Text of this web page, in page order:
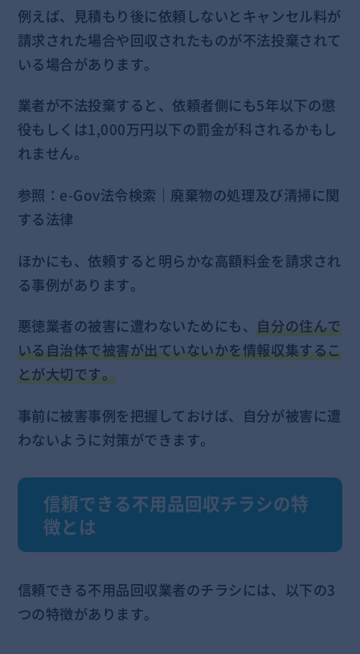
例えば、見積もり後に依頼しないとキャンセル料が
請求された場合や回収されたものが不法投棄されて
いる場合があります。
業者が不法投棄すると、依頼者側にも5年以下の懲
役もしくは1,000万円以下の罰金が科されるかもし
れません。
参照： e-Gov法令検索｜廃棄物の処理及び清掃に関
する法律
ほかにも、依頼すると明らかな高額料金を請求され
る事例があります。
悪徳業者の被害に遭わないためにも、自分の住んで
いる自治体で被害が出ていないかを情報収集するこ
とが大切です。
事前に被害事例を把握しておけば、自分が被害に遭
わないように対策ができます。
信頼できる不用品回収チラシの特
徴とは
信頼できる不用品回収業者のチラシには、以下の3
つの特徴があります。